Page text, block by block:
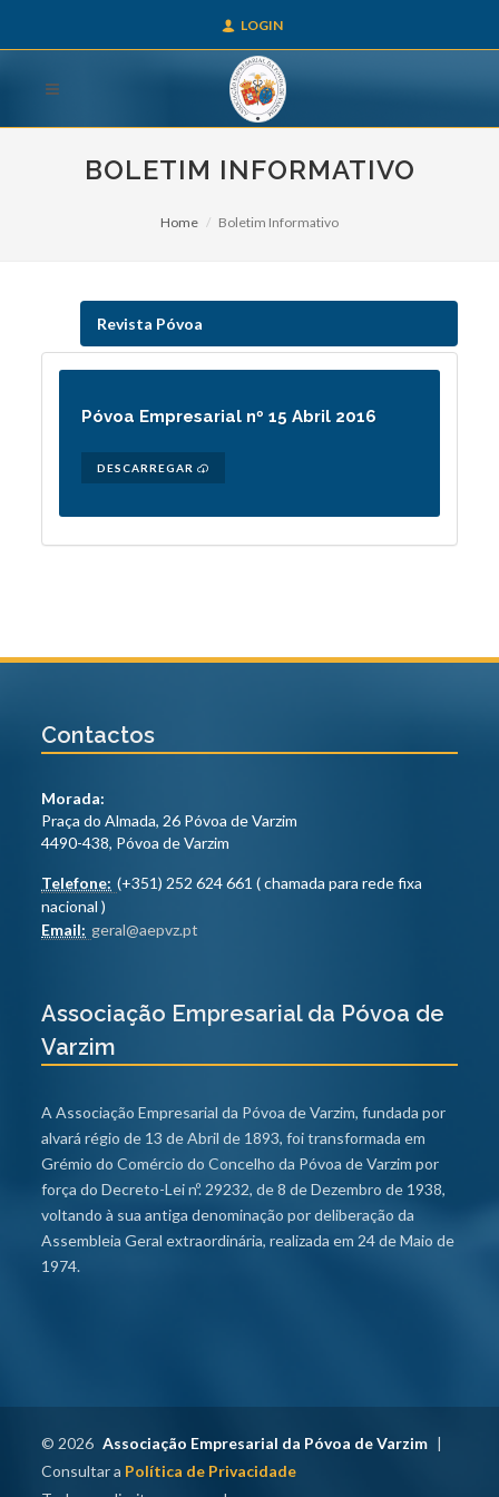
LOGIN
BOLETIM INFORMATIVO
Home Boletim Informativo
Revista Póvoa
Póvoa Empresarial nº 15 Abril 2016
DESCARREGAR
Contactos
Morada:
Praça do Almada, 26 Póvoa de Varzim
4490-438, Póvoa de Varzim
Telefone: (+351) 252 624 661 ( chamada para rede fixa
nacional )
Email: geral@aepvz.pt
Associação Empresarial da Póvoa de
Varzim
A Associação Empresarial da Póvoa de Varzim, fundada por
alvará régio de 13 de Abril de 1893, foi transformada em
Grémio do Comércio do Concelho da Póvoa de Varzim por
força do Decreto-Lei nº. 29232, de 8 de Dezembro de 1938,
voltando à sua antiga denominação por deliberação da
Assembleia Geral extraordinária, realizada em 24 de Maio de
1974.
© 2026 Associação Empresarial da Póvoa de Varzim |
Consultar a Política de Privacidade